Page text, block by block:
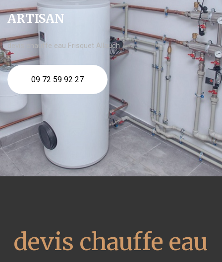
ARTISAN
devis chauffe eau Frisquet Allauch
09 72 59 92 27
devis chauffe eau